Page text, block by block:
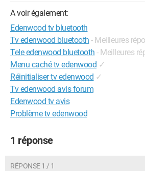
A voir également:
Edenwood tv bluetooth
Tv edenwood bluetooth - Meilleures
Tele edenwood bluetooth - Meilleures
Menu caché tv edenwood ✓
Réinitialiser tv edenwood ✓
Tv edenwood avis forum
Edenwood tv avis
Problème tv edenwood
1 réponse
RÉPONSE 1 / 1